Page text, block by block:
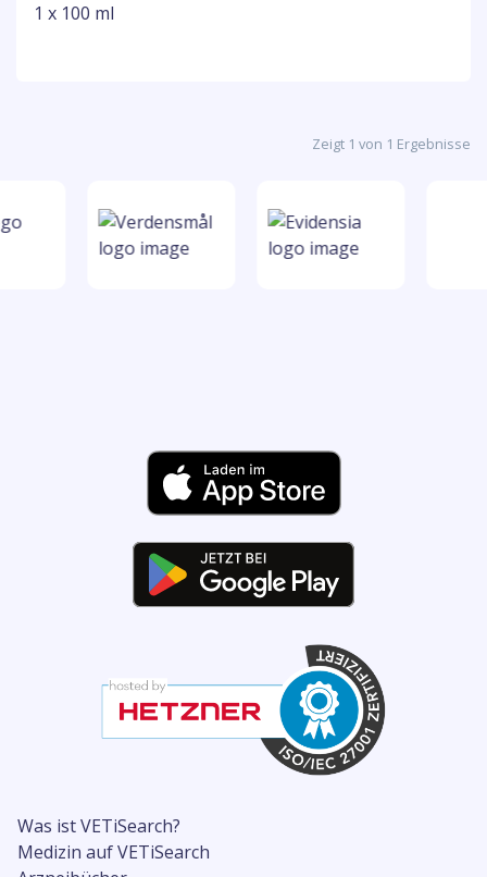
1 x 100 ml
Zeigt 1 von 1 Ergebnisse
Was ist VETiSearch?
Medizin auf VETiSearch